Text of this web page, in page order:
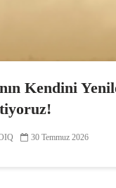
Kendini
30 Temmuz 2026